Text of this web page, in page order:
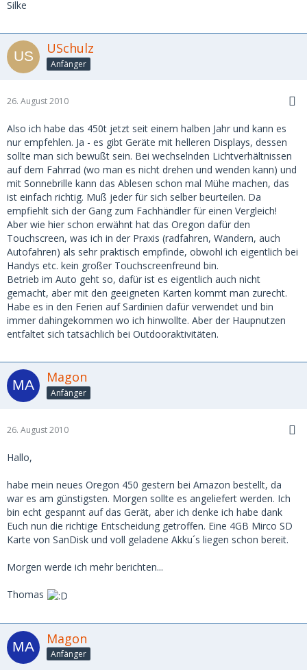
Silke
USchulz
Anfänger
26. August 2010
Also ich habe das 450t jetzt seit einem halben Jahr und kann es
nur empfehlen. Ja - es gibt Geräte mit helleren Displays, dessen
sollte man sich bewußt sein. Bei wechselnden Lichtverhältnissen
auf dem Fahrrad (wo man es nicht drehen und wenden kann) und
mit Sonnebrille kann das Ablesen schon mal Mühe machen, das
ist einfach richtig. Muß jeder für sich selber beurteilen. Da
empfiehlt sich der Gang zum Fachhändler für einen Vergleich!
Aber wie hier schon erwähnt hat das Oregon dafür den
Touchscreen, was ich in der Praxis (radfahren, Wandern, auch
Autofahren) als sehr praktisch empfinde, obwohl ich eigentlich bei
Handys etc. kein großer Touchscreenfreund bin.
Betrieb im Auto geht so, dafür ist es eigentlich auch nicht
gemacht, aber mit den geeigneten Karten kommt man zurecht.
Habe es in den Ferien auf Sardinien dafür verwendet und bin
immer dahingekommen wo ich hinwollte. Aber der Haupnutzen
entfaltet sich tatsächlich bei Outdooraktivitäten.
Magon
Anfänger
26. August 2010
Hallo,
habe mein neues Oregon 450 gestern bei Amazon bestellt, da
war es am günstigsten. Morgen sollte es angeliefert werden. Ich
bin echt gespannt auf das Gerät, aber ich denke ich habe dank
Euch nun die richtige Entscheidung getroffen. Eine 4GB Mirco SD
Karte von SanDisk und voll geladene Akku´s liegen schon bereit.
Morgen werde ich mehr berichten...
Thomas
Magon
Anfänger